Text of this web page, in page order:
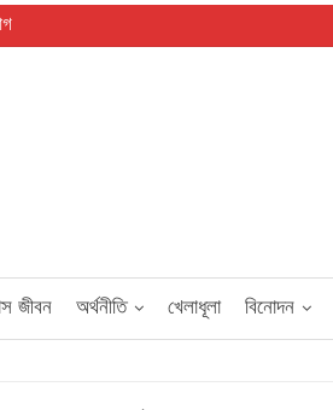
জীবন অর্থনীতি খেলাধূলা বিনোদন